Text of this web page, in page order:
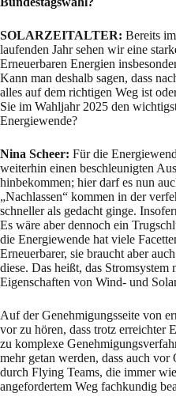
SOLARZEITALTER: Bereits
laufenden Jahr sehen wir eine
Erneuerbaren Energien
Kann man deshalb sagen, dass
alles auf dem richtigen Weg ist
Sie im Wahljahr 2025 den
Energiewende?
Nina Scheer: Für die
weiterhin einen beschleunigten
hinbekommen; hier darf es nun
„Nachlassen“ kommen in der
schneller als gedacht ginge.
Es wäre aber dennoch ein
die Energiewende hat viele
Erneuerbarer, sie braucht aber
diese. Das heißt, das
Eigenschaften von Wind- und
Auf der Genehmigungsseite von
vor zu hören, dass trotz erreichter
zu komplexe
mehr getan werden, dass auch
durch Flying Teams, die immer
angefordertem Weg fachkundig